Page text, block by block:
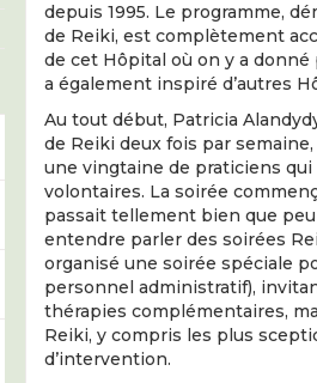
depuis 1995. Le programme,
de Reiki, est complètement
de cet Hôpital où on y a
a également inspiré d’autres
Au tout début, Patricia
de Reiki deux fois par
une vingtaine de praticiens qui
volontaires. La soirée
passait tellement bien que
entendre parler des soirées
organisé une soirée spéciale
personnel administratif),
thérapies complémentaires,
Reiki, y compris les plus
d’intervention.